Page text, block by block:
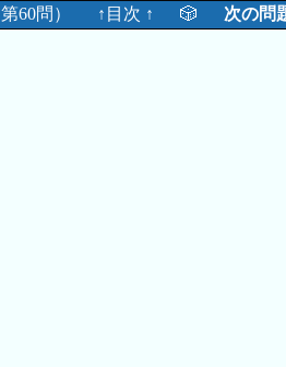
60問） ↑目次 ↑ 🎲 次の問